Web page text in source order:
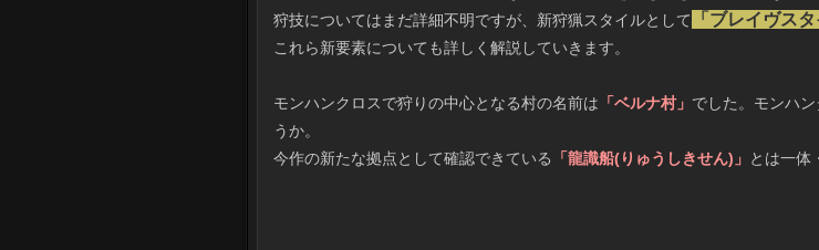
狩技についてはまだ詳細不明ですが、新狩猟スタイルとして
「ブレイヴス
これら新要素についても詳しく解説していきます。
モンハンクロスで狩りの中心となる村の名前は 「ベルナ村」 でした。モンハ
うか。
今作の新たな拠点として確認できている
「龍識船(りゅうしきせん)」 とは一体